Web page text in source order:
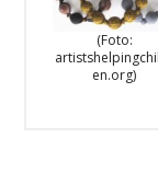
(Foto:
en.org)